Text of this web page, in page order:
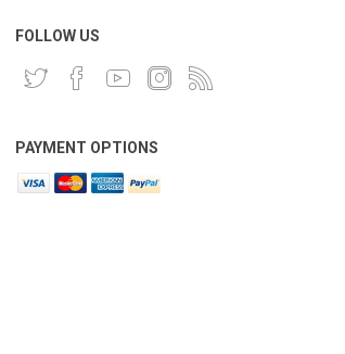
FOLLOW US
PAYMENT OPTIONS